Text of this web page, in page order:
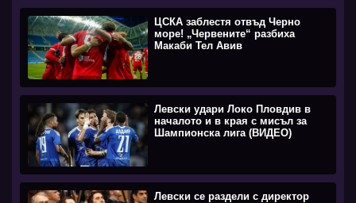
ЦСКА заблестя отвъд Черно
море! „Червените“ разбиха
Макаби Тел Авив
Левски удари Локо Пловдив в
началото и в края с мисъл за
Шампионска лига (ВИДЕО)
Левски се раздели с директор